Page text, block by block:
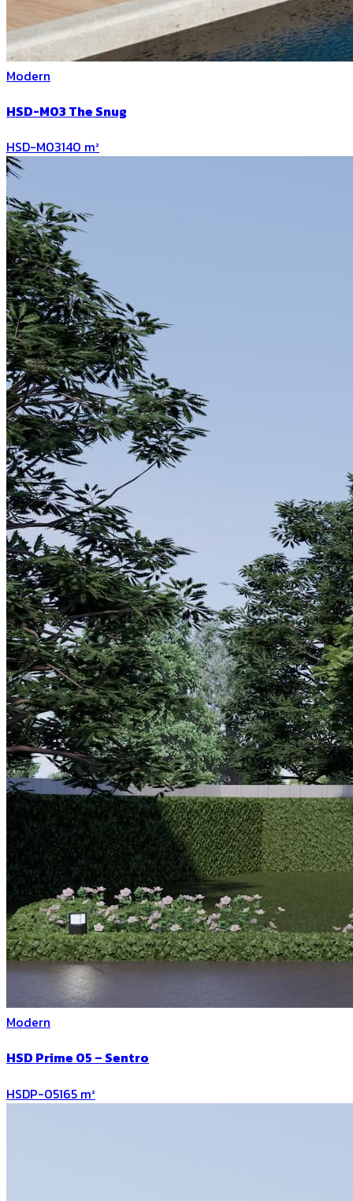
Modern
HSD-M03 The Snug
HSD-M03140 m²
Modern
HSD Prime 05 – Sentro
HSDP-05165 m²